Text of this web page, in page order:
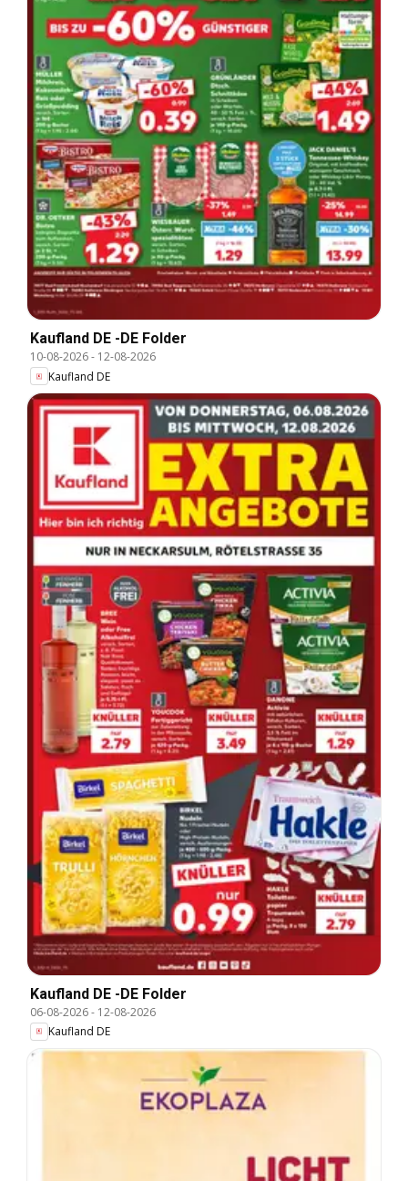
Kaufland DE -DE Folder
10-08-2026- 12-08-2026
Kaufland DE
Kaufland DE -DE Folder
06-08-2026- 12-08-2026
Kaufland DE